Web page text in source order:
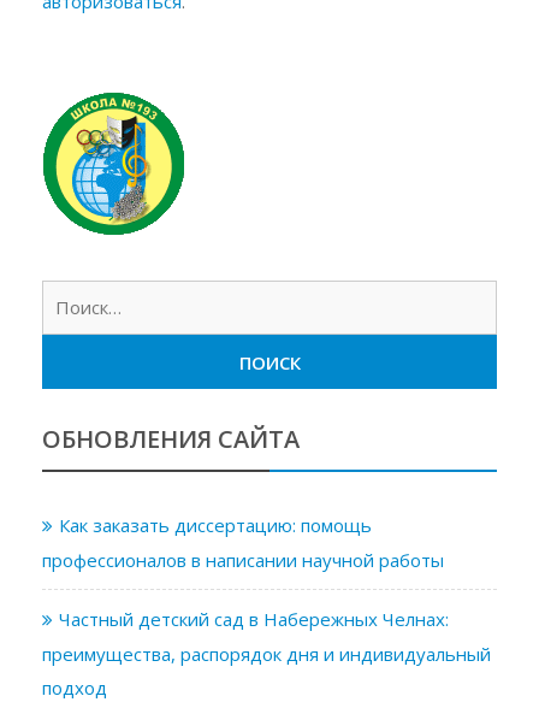
ОБНОВЛЕНИЯ САЙТА
Как заказать диссертацию: помощь
профессионалов в написании научной работы
Частный детский сад в Набережных Челнах:
преимущества, распорядок дня и индивидуальный
подход